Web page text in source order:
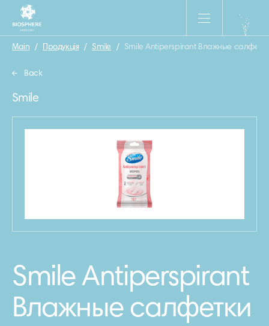
Main / Продукція / Smile / Smile Antiperspirant Влажные
Back
Smile
Smile Antiperspirant
Влажные салфетки